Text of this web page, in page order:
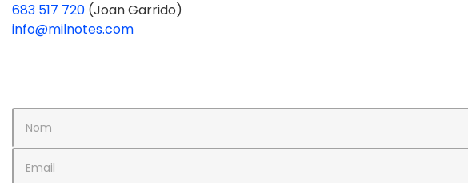
683 517 720 (Joan Garrido)
info@milnotes.com